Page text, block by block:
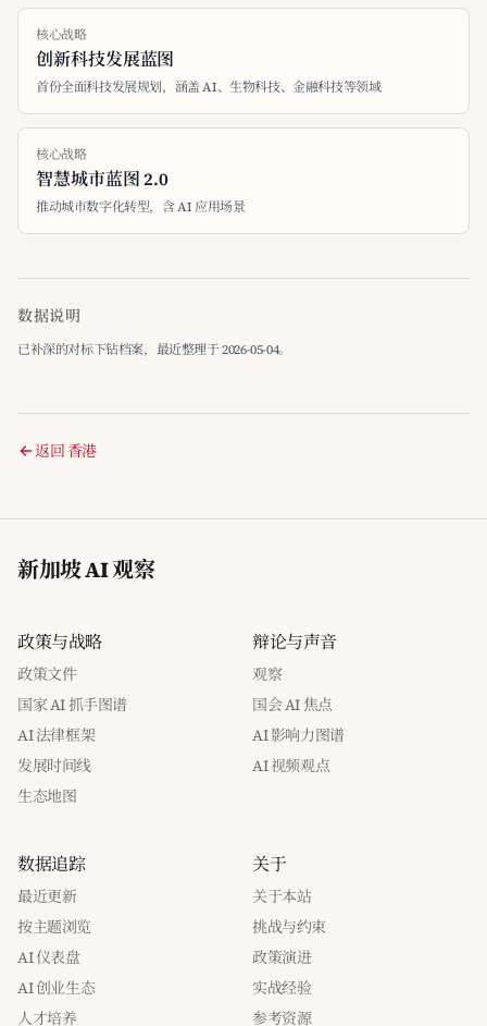
核心战略
创新科技发展蓝图
首份全面科技发展规划，涵盖 AI、生物科技、金融科技等领域
核心战略
智慧城市蓝图 2.0
推动城市数字化转型，含 AI 应用场景
数据说明
已补深的对标下钻档案，最近整理于 2026-05-04。
返回 香港
新加坡 AI 观察
政策与战略
政策文件
国家 AI 抓手图谱
AI 法律框架
发展时间线
生态地图
辩论与声音
观察
国会 AI 焦点
AI 影响力图谱
AI 视频观点
数据追踪
最近更新
按主题浏览
AI 仪表盘
AI 创业生态
人才培养
关于
关于本站
挑战与约束
政策演进
实战经验
参考资源